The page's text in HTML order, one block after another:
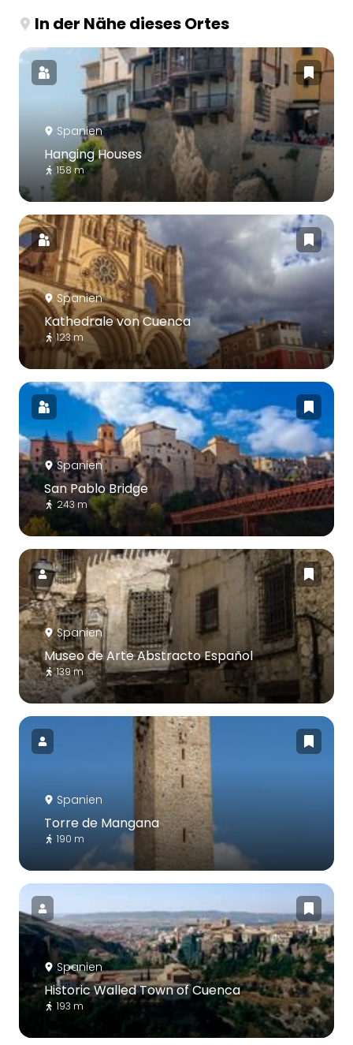
In der Nähe dieses Ortes
Spanien
Hanging Houses
158 m
Spanien
Kathedrale von Cuenca
123 m
Spanien
San Pablo Bridge
243 m
Spanien
Museo de Arte Abstracto Español
139 m
Spanien
Torre de Mangana
190 m
Spanien
Historic Walled Town of Cuenca
193 m